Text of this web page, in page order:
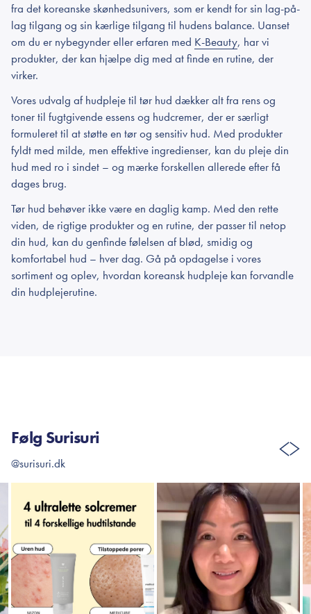
fra det koreanske skønhedsunivers, som er kendt for sin lag-på-
lag tilgang og sin kærlige tilgang til hudens balance. Uanset
om du er nybegynder eller erfaren med K-Beauty, har vi
produkter, der kan hjælpe dig med at finde en rutine, der
virker.
Vores udvalg af hudpleje til tør hud dækker alt fra rens og
toner til fugtgivende essens og hudcremer, der er særligt
formuleret til at støtte en tør og sensitiv hud. Med produkter
fyldt med milde, men effektive ingredienser, kan du pleje din
hud med ro i sindet – og mærke forskellen allerede efter få
dages brug.
Tør hud behøver ikke være en daglig kamp. Med den rette
viden, de rigtige produkter og en rutine, der passer til netop
din hud, kan du genfinde følelsen af blød, smidig og
komfortabel hud – hver dag. Gå på opdagelse i vores
sortiment og oplev, hvordan koreansk hudpleje kan forvandle
din hudplejerutine.
Følg Surisuri
@surisuri.dk